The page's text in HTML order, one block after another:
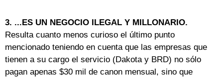
3. ...ES UN NEGOCIO ILEGAL Y MILLONARIO.
Resulta cuanto menos curioso el último punto
mencionado teniendo en cuenta que las empresas que
tienen a su cargo el servicio (Dakota y BRD) no sólo
pagan apenas $30 mil de canon mensual, sino que